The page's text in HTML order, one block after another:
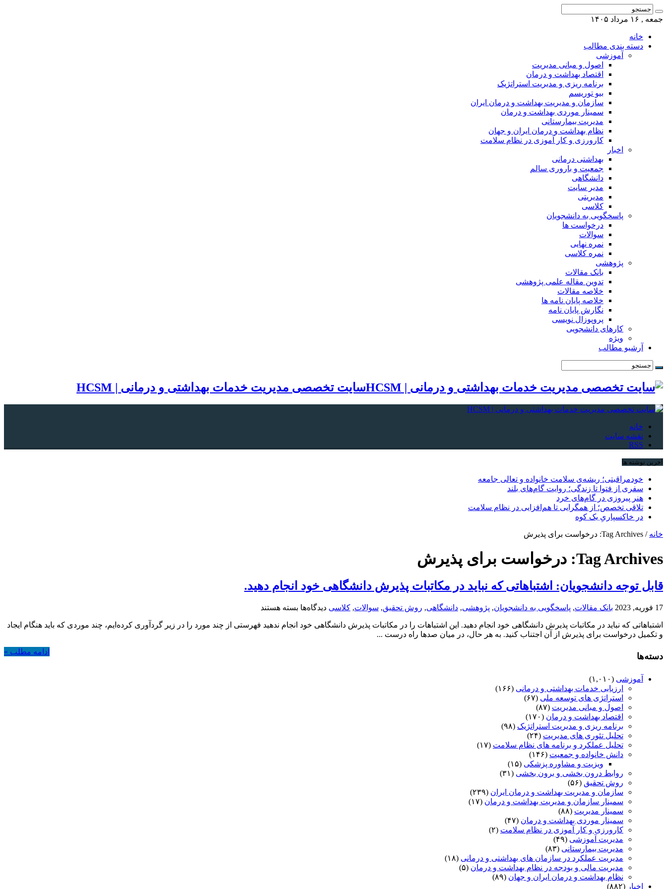
جمعه , ۱۶ مرداد ۱۴۰۵
خانه
دسته بندی مطالب
آموزشی
اصول و مبانی مدیریت
اقتصاد بهداشت و درمان
برنامه ریزی و مدیریت استراتژیک
بیو توریسم
سازمان و مدیریت بهداشت و درمان ایران
سمینار موردی بهداشت و درمان
مدیریت بیمارستانی
نظام بهداشت و درمان ایران و جهان
کارورزی و کار آموزی در نظام سلامت
اخبار
بهداشتی درمانی
جمعیت و باروری سالم
دانشگاهی
مدیر سایت
مدیریتی
کلاسی
پاسخگویی به دانشجویان
درخواست ها
سوالات
نمره نهایی
نمره کلاسی
پژوهشی
بانک مقالات
تدوین مقاله علمی پژوهشی
خلاصه مقالات
خلاصه پایان نامه ها
نگارش پایان نامه
پروپوزال نویسی
کارهای دانشجویی
ویژه
آرشیو مطالب
سایت تخصصی مدیریت خدمات بهداشتی و درمانی | HCSM
خانه
نقشه سایت
RSS
آخرین نوشته ها
خودمراقبتی؛ ریشه‌ی سلامت خانواده و تعالی جامعه
سفری از فتوا تا زندگی؛ روایت گام‌های بلند
هنر پیروزی در گام‌های خرد
تلاقی تخصص؛ از همگرایی تا هم‌افزایی در نظام سلامت
در خاکسپاریِ یک کوه
خانه / Tag Archives: درخواست برای پذیرش
Tag Archives: درخواست برای پذیرش
قابل توجه دانشجویان: اشتباهاتی که نباید در مکاتبات پذیرش دانشگاهی خود انجام دهید.
17 فوریه, 2023 بانک مقالات, پاسخگویی به دانشجویان, پژوهشی, دانشگاهی, روش تحقیق, سوالات, کلاسی دیدگاه‌ها برای
توجه
بسته هستند
اشتباهاتی که نباید در مکاتبات پذیرش دانشگاهی خود انجام دهید. این اشتباهات را در مکاتبات پذیرش دانشگاهی خود انجام ندهید فهرستی از چند مورد را در زیر گردآوری کرده‌ایم، چند موردی که باید هنگام ایجاد
و تکمیل درخواست برای پذیرش از آن اجتناب کنید. به هر حال، در میان صدها راه درست ...
ادامه مطلب » دسته‌ها
آموزشی (۱,۰۱۰)
ارزیابی خدمات بهداشتی و درمانی (۱۶۶)
استراتژی های توسعه ملی (۶۷)
اصول و مبانی مدیریت (۸۷)
اقتصاد بهداشت و درمان (۱۷۰)
برنامه ریزی و مدیریت استراتژیک (۹۸)
تحلیل تئوری های مدیریت (۲۴)
تحلیل عملکرد و برنامه های نظام سلامت (۱۷)
دانش خانواده و جمعیت (۱۴۶)
ویزیت و مشاوره پزشکی (۱۵)
روابط درون بخشی و برون بخشی (۳۱)
روش تحقیق (۵۶)
سازمان و مدیریت بهداشت و درمان ایران (۲۳۹)
سمینار سازمان و مدیریت بهداشت و درمان (۱۷)
سمینار مدیریت (۸۸)
سمینار موردی بهداشت و درمان (۴۷)
کارورزی و کار آموزی در نظام سلامت (۲)
مدیریت آموزشی (۴۹)
مدیریت بیمارستانی (۸۳)
مدیریت عملکرد در سازمان های بهداشتی و درمانی (۱۸)
مدیریت مالی و بودجه در نظام بهداشت و درمان (۵)
نظام بهداشت و درمان ایران و جهان (۸۹)
اخبار (۸۸۲)